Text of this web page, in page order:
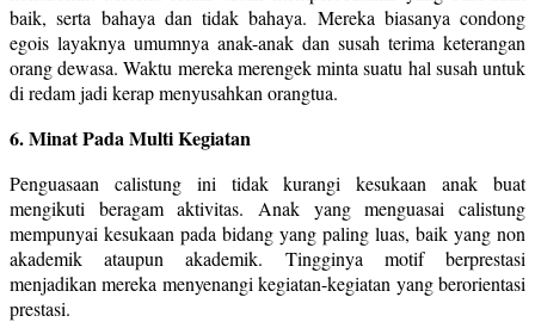
baik, serta bahaya dan tidak bahaya. Mereka biasanya condong
egois layaknya umumnya anak-anak dan susah terima keterangan
orang dewasa. Waktu mereka merengek minta suatu hal susah untuk
di redam jadi kerap menyusahkan orangtua.
6. Minat Pada Multi Kegiatan
Penguasaan calistung ini tidak kurangi kesukaan anak buat
mengikuti beragam aktivitas. Anak yang menguasai calistung
mempunyai kesukaan pada bidang yang paling luas, baik yang non
akademik ataupun akademik. Tingginya motif berprestasi
menjadikan mereka menyenangi kegiatan-kegiatan yang berorientasi
prestasi.